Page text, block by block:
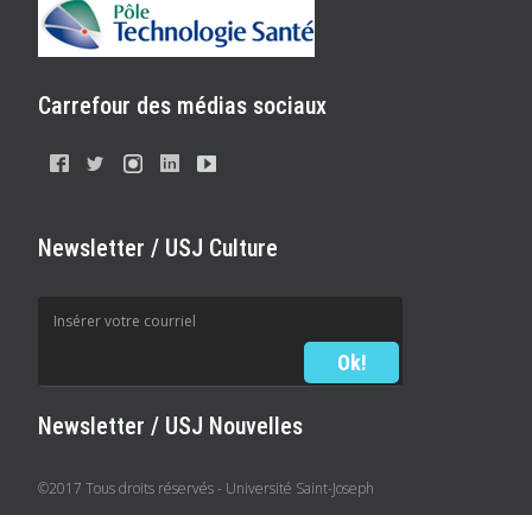
Carrefour des médias sociaux
Newsletter / USJ Culture
Newsletter / USJ Nouvelles
©2017 Tous droits réservés - Université Saint-Joseph